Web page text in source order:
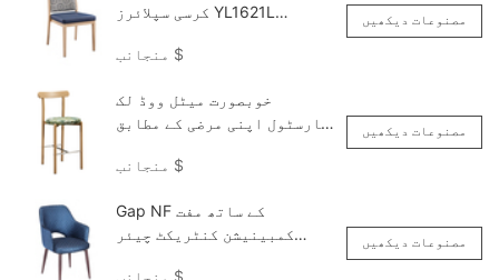
کرسی سپلائرز YL1621L
$
مصنوعات دیکھیں
خوبصورت میٹل ووڈ لک
بارسٹول اپنی مرضی کے مطابق
$
مصنوعات دیکھیں
Gap NF کے ساتھ مفت
کمبینیشن کنٹریکٹ چیئر
$
مصنوعات دیکھیں